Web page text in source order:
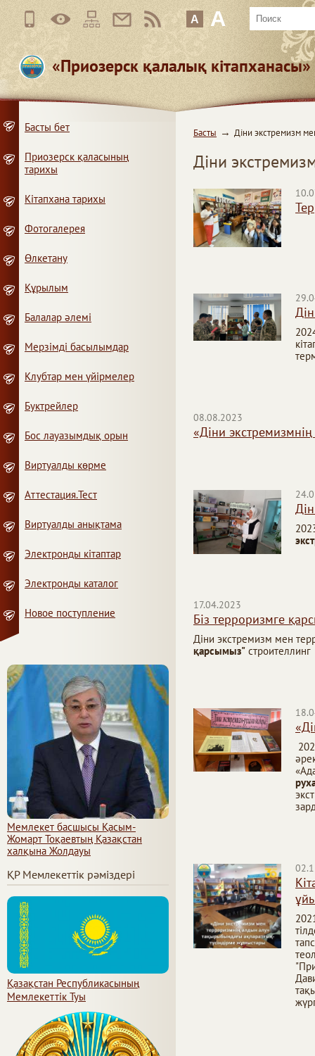
A A
«Приозерск қалалық
Басты Діни экстремизм
Діни
08.08.2023
«Діни
17.04.2023
Біз терроризмге
Діни экстремизм мен
қарсымыз" строителлинг
Басты бет
Приозерск қаласының
тарихы
Кітапхана тарихы
Фотогалерея
Өлкетану
Құрылым
Балалар әлемі
Мерзімді басылымдар
Клубтар мен үйірмелер
Буктрейлер
Бос лауазымдық орын
Виртуалды көрме
Аттестация.Тест
Виртуалды анықтама
Электронды кітаптар
Электронды каталог
Новое поступление
Мемлекет басшысы Қасым-
Жомарт Тоқаевтың Қазақстан
халқына Жолдауы
ҚР Мемлекеттік рәміздері
Қазақстан Республикасының
Мемлекеттiк Туы